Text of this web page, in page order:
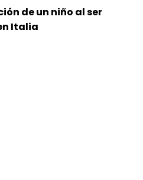
de un niño al ser
Italia